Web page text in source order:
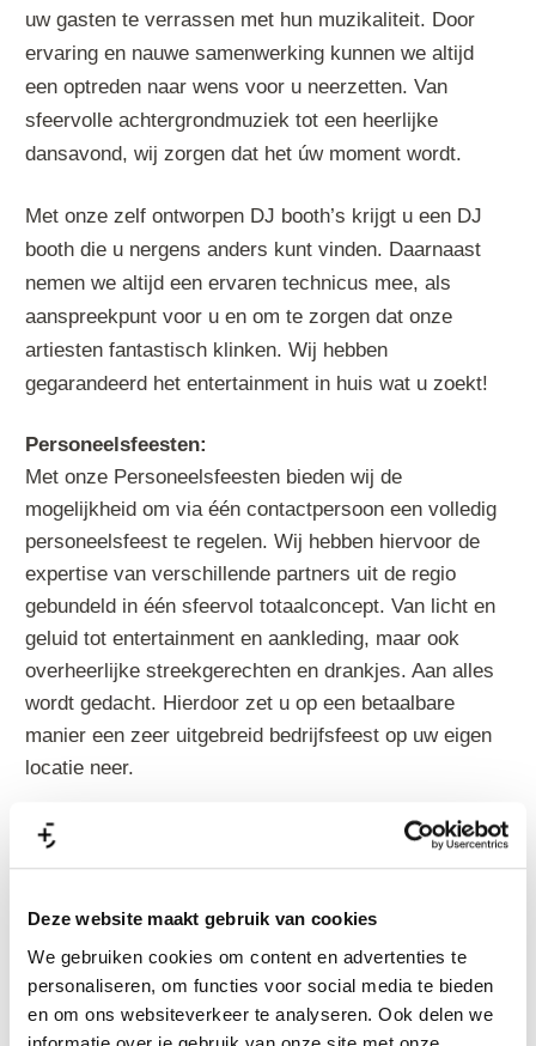
Deze website maakt gebruik van cookies
We gebruiken cookies om content en advertenties te
personaliseren, om functies voor social media te bieden
en om ons websiteverkeer te analyseren. Ook delen we
uw gasten te verrassen met hun muzikaliteit. Door
ervaring en nauwe samenwerking kunnen we altijd
een optreden naar wens voor u neerzetten. Van
sfeervolle achtergrondmuziek tot een heerlijke
dansavond, wij zorgen dat het úw moment wordt.
Met onze zelf ontworpen DJ booth’s krijgt u een DJ
booth die u nergens anders kunt vinden. Daarnaast
nemen we altijd een ervaren technicus mee, als
aanspreekpunt voor u en om te zorgen dat onze
artiesten fantastisch klinken. Wij hebben
gegarandeerd het entertainment in huis wat u zoekt!
Personeelsfeesten:
Met onze Personeelsfeesten bieden wij de
mogelijkheid om via één contactpersoon een volledig
personeelsfeest te regelen. Wij hebben hiervoor de
expertise van verschillende partners uit de regio
gebundeld in één sfeervol totaalconcept. Van licht en
geluid tot entertainment en aankleding, maar ook
overheerlijke streekgerechten en drankjes. Aan alles
wordt gedacht. Hierdoor zet u op een betaalbare
manier een zeer uitgebreid bedrijfsfeest op uw eigen
locatie neer.
Door onze snelle communicatie met vaste partners
voor u de aankleding, catering, muziek en andere
wensen op uw locatie. Wij transformeren iedere
werkruimte tot een sfeervolle feestlocatie.